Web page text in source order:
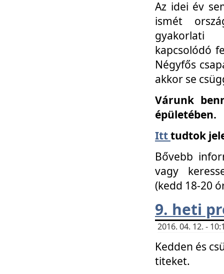
Az idei év
ismét
gyakorlati
kapcsolódó
Négyfős
akkor se
Várunk
épületében.
Itttudtok
Bővebb
vagy
(kedd 18-20
9. heti
2016. 04. 12. -
Kedden és
titeket.